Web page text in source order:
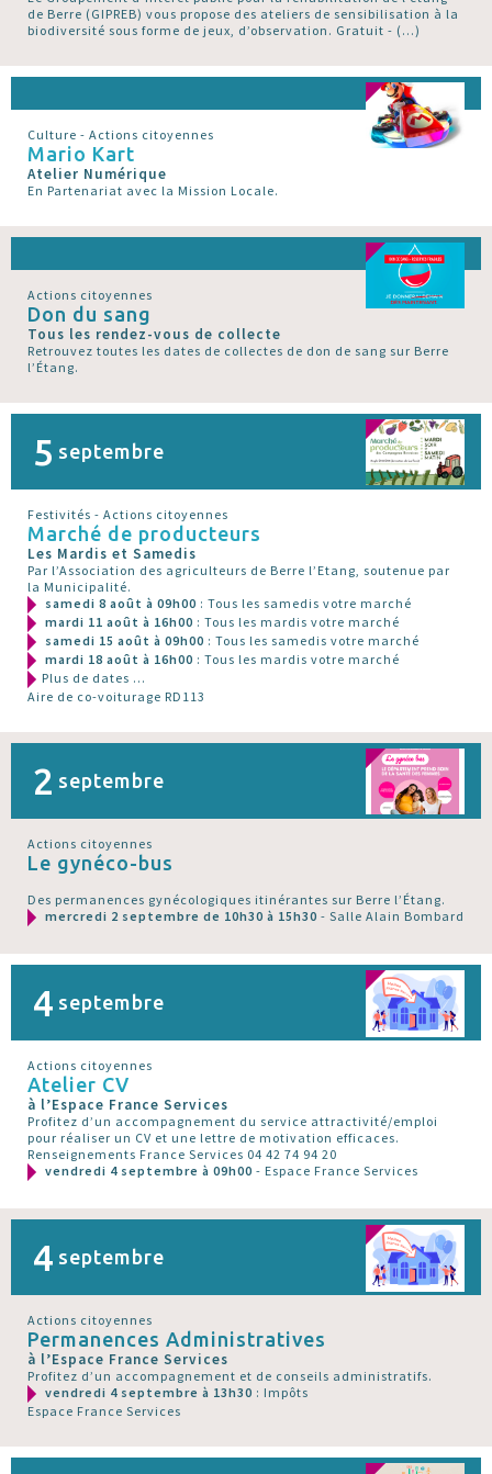
de Berre (GIPREB) vous propose des ateliers de sensibilisation à la
biodiversité sous forme de jeux, d’observation. Gratuit - (…)
Culture - Actions citoyennes
Mario Kart
Atelier Numérique
En Partenariat avec la Mission Locale.
Actions citoyennes
Don du sang
Tous les rendez-vous de collecte
Retrouvez toutes les dates de collectes de don de sang sur Berre
l’Étang.
5 septembre
Festivités - Actions citoyennes
Marché de producteurs
Les Mardis et Samedis
Par l’Association des agriculteurs de Berre l’Etang, soutenue par
la Municipalité.
samedi 8 août à 09h00 : Tous les samedis votre marché
mardi 11 août à 16h00 : Tous les mardis votre marché
samedi 15 août à 09h00 : Tous les samedis votre marché
mardi 18 août à 16h00 : Tous les mardis votre marché
Plus de dates ...
Aire de co-voiturage RD113
2 septembre
Actions citoyennes
Le gynéco-bus
Des permanences gynécologiques itinérantes sur Berre l’Étang.
mercredi 2 septembre de 10h30 à 15h30 - Salle Alain Bombard
4 septembre
Actions citoyennes
Atelier CV
à l’Espace France Services
Profitez d’un accompagnement du service attractivité/emploi
pour réaliser un CV et une lettre de motivation efficaces.
Renseignements France Services 04 42 74 94 20
vendredi 4 septembre à 09h00 - Espace France Services
4 septembre
Actions citoyennes
Permanences Administratives
à l’Espace France Services
Profitez d’un accompagnement et de conseils administratifs.
vendredi 4 septembre à 13h30 : Impôts
Espace France Services